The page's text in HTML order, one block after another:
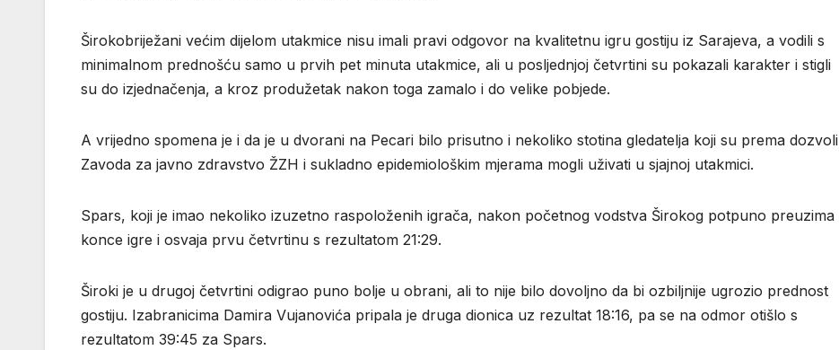
Širokobriježani većim dijelom utakmice nisu imali pravi odgovor na kvalitetnu igru gostiju iz Sarajeva, a vodili s
minimalnom prednošću samo u prvih pet minuta utakmice, ali u posljednjoj četvrtini su pokazali karakter i stigli
su do izjednačenja, a kroz produžetak nakon toga zamalo i do velike pobjede.
A vrijedno spomena je i da je u dvorani na Pecari bilo prisutno i nekoliko stotina gledatelja koji su prema dozvoli
Zavoda za javno zdravstvo ŽZH i sukladno epidemiološkim mjerama mogli uživati u sjajnoj utakmici.
Spars, koji je imao nekoliko izuzetno raspoloženih igrača, nakon početnog vodstva Širokog potpuno preuzima
konce igre i osvaja prvu četvrtinu s rezultatom 21:29.
Široki je u drugoj četvrtini odigrao puno bolje u obrani, ali to nije bilo dovoljno da bi ozbiljnije ugrozio prednost
gostiju. Izabranicima Damira Vujanovića pripala je druga dionica uz rezultat 18:16, pa se na odmor otišlo s
rezultatom 39:45 za Spars.